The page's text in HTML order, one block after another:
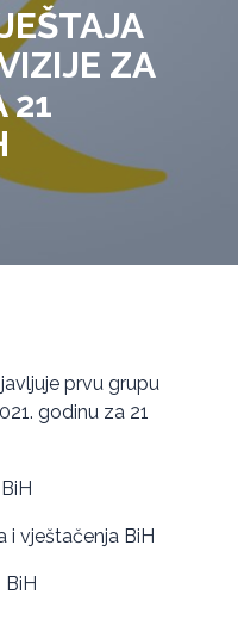
ZA
21
prvu grupu
godinu za 21
i vještačenja BiH